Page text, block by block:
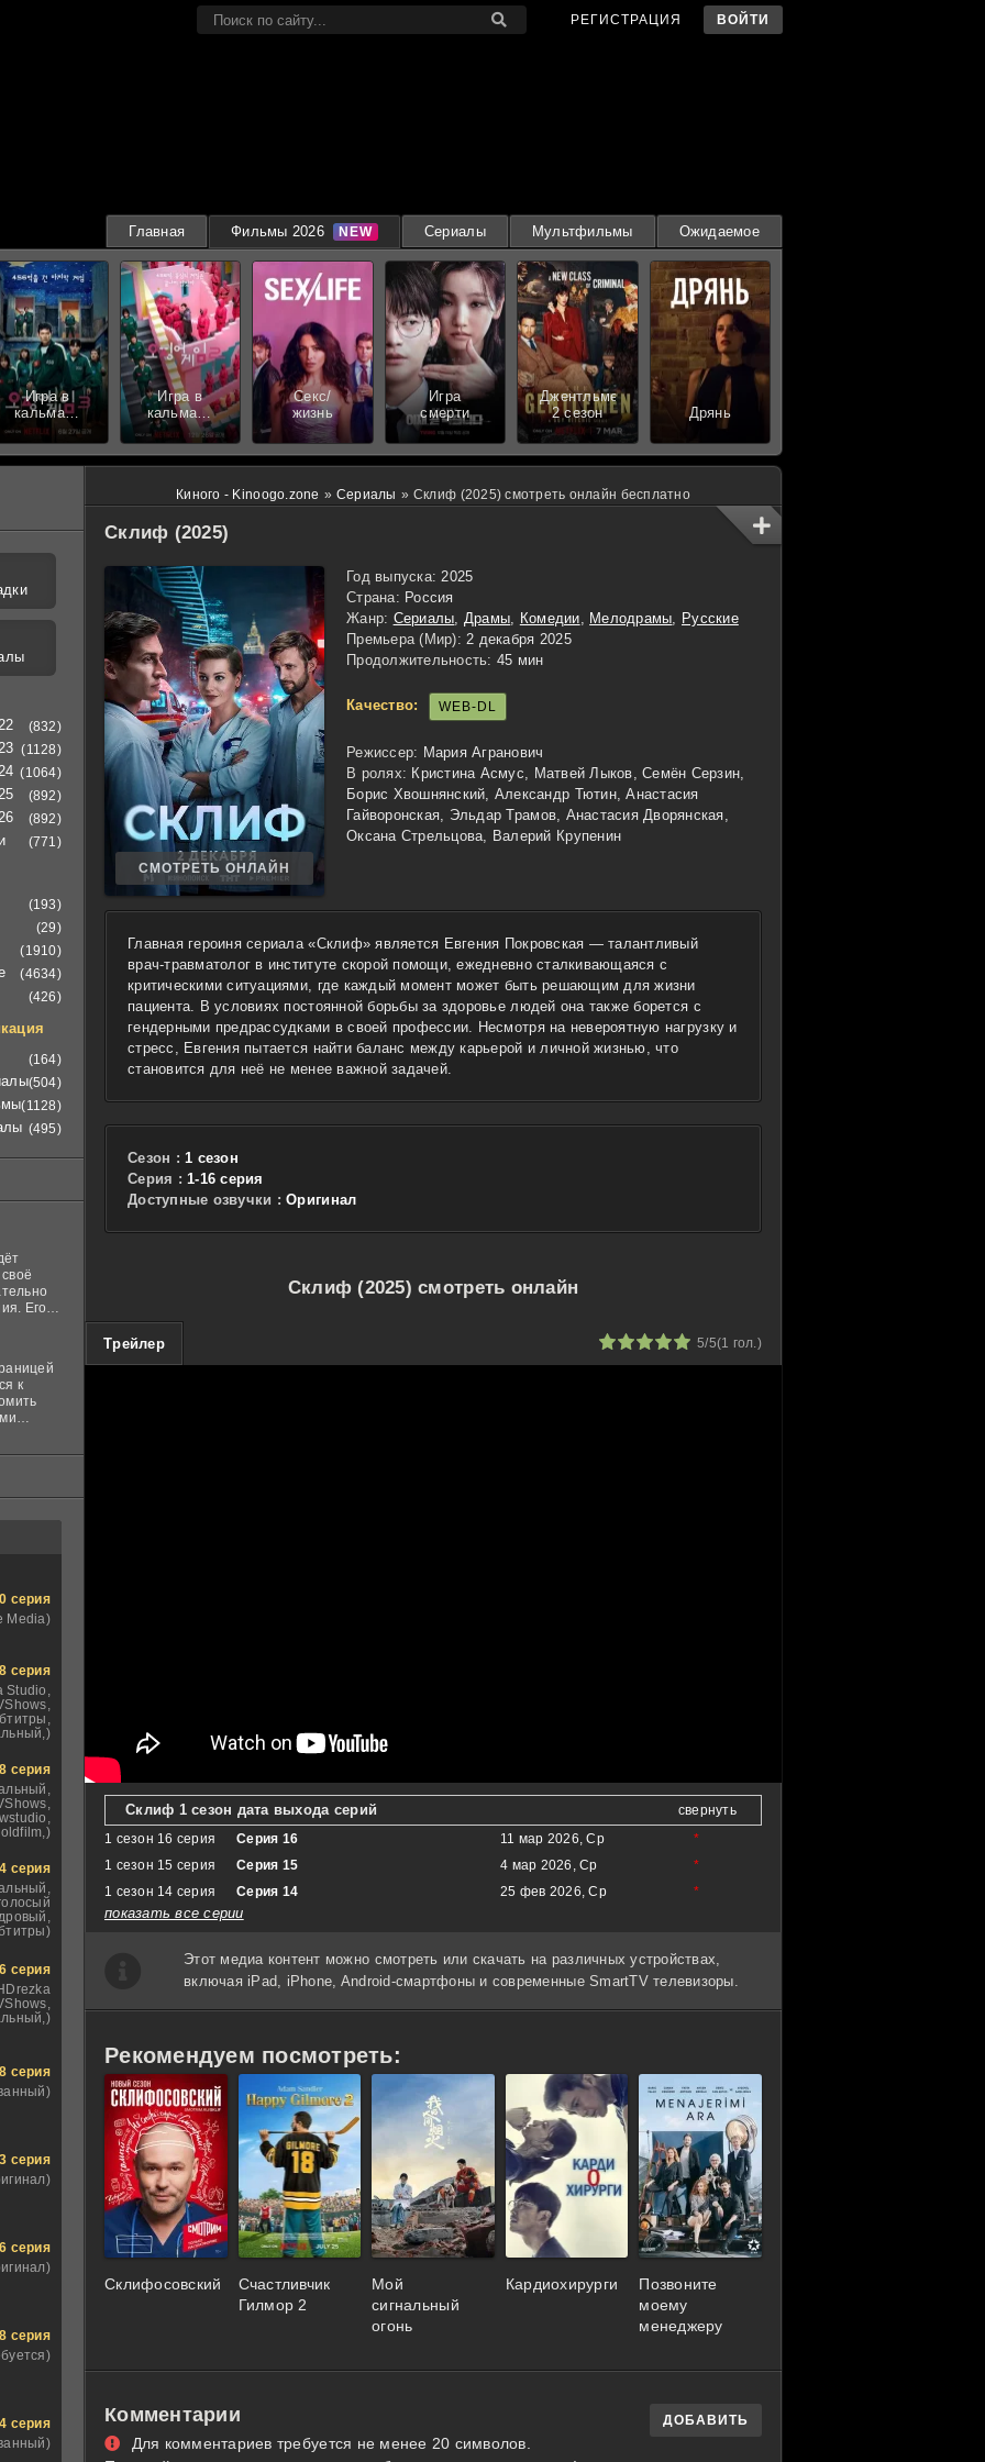
РЕГИСТРАЦИЯ ВОЙТИ
Главная Фильмы 2026 Сериалы Мультфильмы Ожидаемое
Игра в
кальмара
3 сезон
Игра в
кальмара
2 сезон
Секс/
жизнь
Игра
смерти
Джентльмены
2 сезон
Дрянь
Киного - Kinoogo.zone » Сериалы » Склиф (2025) смотреть онлайн бесплатно
Склиф (2025)
СМОТРЕТЬ ОНЛАЙН
Год выпуска: 2025
Страна: Россия
Жанр: Сериалы, Драмы, Комедии, Мелодрамы, Русские
Премьера (Мир): 2 декабря 2025
Продолжительность: 45 мин
Качество: WEB-DL
Режиссер: Мария Агранович
В ролях: Кристина Асмус, Матвей Лыков, Семён Серзин,
Борис Хвошнянский, Александр Тютин, Анастасия
Гайворонская, Эльдар Трамов, Анастасия Дворянская,
Оксана Стрельцова, Валерий Крупенин
Главная героиня сериала «Склиф» является Евгения Покровская — талантливый
врач-травматолог в институте скорой помощи, ежедневно сталкивающаяся с
критическими ситуациями, где каждый момент может быть решающим для жизни
пациента. В условиях постоянной борьбы за здоровье людей она также борется с
гендерными предрассудками в своей профессии. Несмотря на невероятную нагрузку и
стресс, Евгения пытается найти баланс между карьерой и личной жизнью, что
становится для неё не менее важной задачей.
Сезон : 1 сезон
Cерия : 1-16 серия
Доступные озвучки : Оригинал
Склиф (2025) смотреть онлайн
Трейлер 5/5(1 гол.)
Склиф 1 сезон дата выхода серий
свернуть
1 сезон 16 серия
Серия 16 11 мар 2026, Ср
*
1 сезон 15 серия
Серия 15 4 мар 2026, Ср
*
1 сезон 14 серия
Серия 14 25 фев 2026, Ср *
показать все серии
Этот медиа контент можно смотреть или скачать на различных устройствах,
включая iPad, iPhone, Android-смартфоны и современные SmartTV телевизоры.
Рекомендуем посмотреть:
Склифосовский
Счастливчик
Гилмор 2
Мой
сигнальный
огонь
Кардиохирурги
Позвоните
моему
менеджеру
Комментарии
Для комментариев требуется не менее 20 символов.
ДОБАВИТЬ
(832)
(1128)
(1064)
(892)
(892)
(771)
(193)
(29)
(1910)
(4634)
(426)
(164)
(504)
(1128)
(495)
Его
в
к
серия
Media)
8 серия
Studio,
8 серия
серия
6 серия
8 серия
серия
6 серия
серия
4 серия